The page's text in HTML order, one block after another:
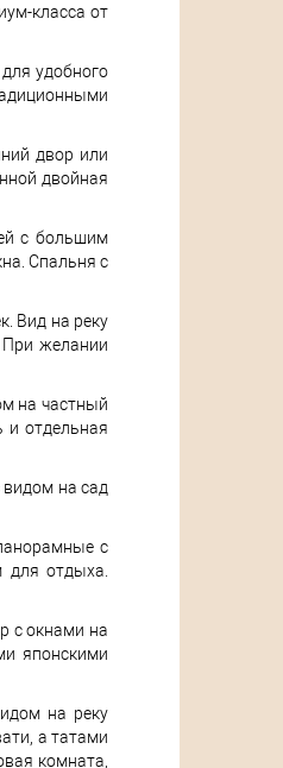
класса от
удобного
двор или
двойная
с большим
Спальня с
Вид на реку
желании
на частный
и отдельная
на сад
с
отдыха.
с окнами на
японскими
на реку
а татами
комната,